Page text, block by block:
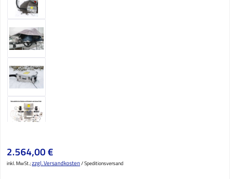
Regulärer Preis:
2.564,00 €
inkl. MwSt.;zzgl. Versandkosten/ Speditionsversand